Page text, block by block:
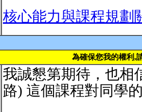
核心能力與課程規劃
為確保您我的權利,
我誠懇第期待，也相
路) 這個課程對同學